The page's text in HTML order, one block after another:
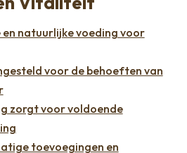
natuurlijke voeding voor
voor de behoeften van
zorgt voor voldoende
toevoegingen en